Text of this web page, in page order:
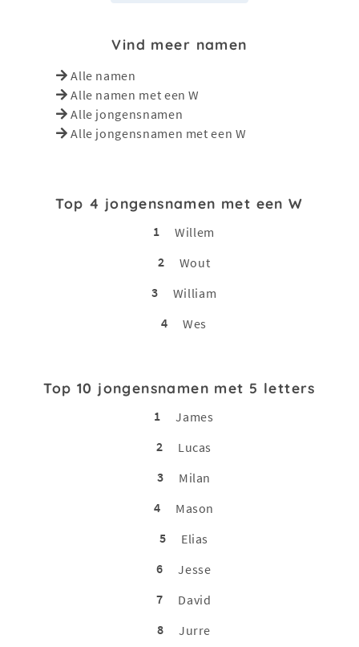
Vind meer namen
Alle namen
Alle namen met een W
Alle jongensnamen
Alle jongensnamen met een W
Top 4 jongensnamen met een W
1
Willem
2
Wout
3
William
4
Wes
Top 10 jongensnamen met 5 letters
1
James
2
Lucas
3
Milan
4
Mason
5
Elias
6
Jesse
7
David
8
Jurre